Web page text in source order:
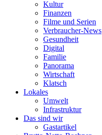
Kultur
Finanzen
Filme und Serien
Verbraucher-News
Gesundheit
Digital
Familie
Panorama
Wirtschaft
Klatsch
Lokales
Umwelt
Infrastruktur
Das sind wir
Gastartikel